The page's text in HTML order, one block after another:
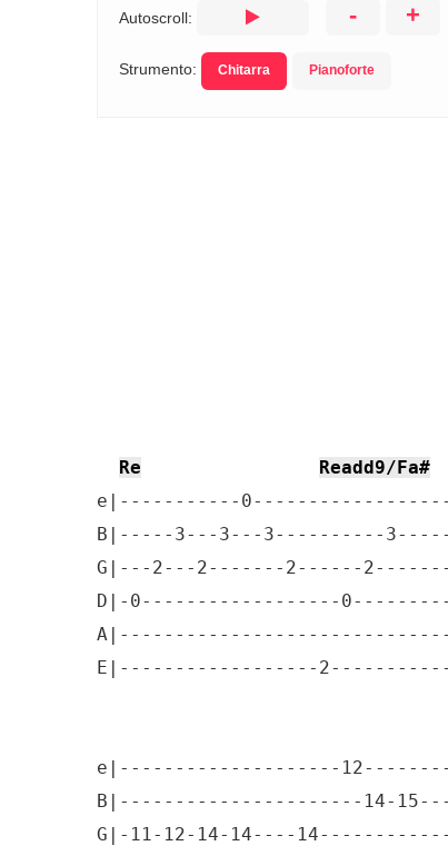
Autoscroll: - +
Strumento: Chitarra Pianoforte
Re Readd9/Fa#
e|-----------
B|-----3---3---3----------
G|---2---2-------2------
D|-0------------------
E|------------------
e|--------------------
B|----------------------14-
G|-11-12-14-14----